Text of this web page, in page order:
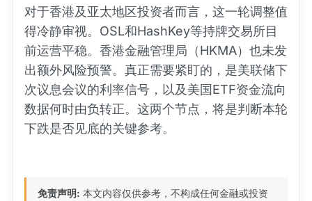
对于香港及亚太地区投资者而言，这一轮调整值
得冷静审视。OSL和HashKey等持牌交易所目
前运营平稳。香港金融管理局（HKMA）也未发
出额外风险预警。真正需要紧盯的，是美联储下
次议息会议的利率信号，以及美国ETF资金流向
数据何时由负转正。这两个节点，将是判断本轮
下跌是否见底的关键参考。
免责声明: 本文内容仅供参考，不构成任何金融或投资